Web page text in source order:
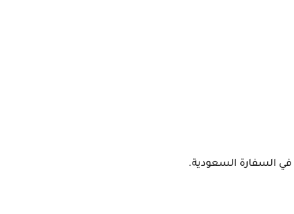
في السفارة السعودية.